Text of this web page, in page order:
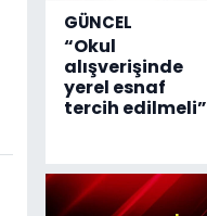
GÜNCEL
“Okul
alışverişinde
yerel esnaf
tercih edilmeli”